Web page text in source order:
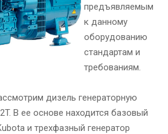
предъявляемым
к данному
оборудованию
стандартам и
требованиям.
дизель генераторную
В ее основе находится базовый
и трехфазный генератор